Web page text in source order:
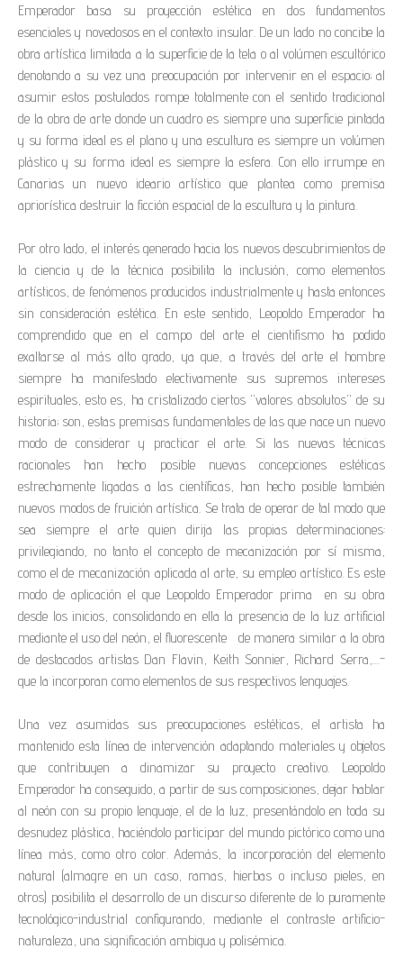
Emperador basa su proyección estética en dos fundamentos
esenciales y novedosos en el contexto insular. De un lado no concibe la
obra artística limitada a la superficie de la tela o al volúmen escultórico
denotando a su vez una preocupación por intervenir en el espacio; al
asumir estos postulados rompe totalmente con el sentido tradicional
de la obra de arte donde un cuadro es siempre una superficie pintada
y su forma ideal es el plano y una escultura es siempre un volúmen
plástico y su forma ideal es siempre la esfera. Con ello irrumpe en
Canarias un nuevo ideario artístico que plantea como premisa
apriorística destruir la ficción espacial de la escultura y la pintura.
Por otro lado, el interés generado hacia los nuevos descubrimientos de
la ciencia y de la técnica posibilita la inclusión, como elementos
artísticos, de fenómenos producidos industrialmente y hasta entonces
sin consideración estética. En este sentido, Leopoldo Emperador ha
comprendido que en el campo del arte el cientifismo ha podido
exaltarse al más alto grado, ya que, a través del arte el hombre
siempre ha manifestado electivamente sus supremos intereses
espirituales, esto es, ha cristalizado ciertos “valores absolutos” de su
historia; son, estas premisas fundamentales de las que nace un nuevo
modo de considerar y practicar el arte. Si las nuevas técnicas
racionales han hecho posible nuevas concepciones estéticas
estrechamente ligadas a las científicas, han hecho posible también
nuevos modos de fruición artística. Se trata de operar de tal modo que
sea siempre el arte quien dirija las propias determinaciones:
privilegiando, no tanto el concepto de mecanización por sí misma,
como el de mecanización aplicada al arte, su empleo artístico. Es este
modo de aplicación el que Leopoldo Emperador prima en su obra
desde los inicios, consolidando en ella la presencia de la luz artificial
mediante el uso del neón, el fluorescente de manera similar a la obra
de destacados artistas Dan Flavin, Keith Sonnier, Richard Serra,…-
que la incorporan como elementos de sus respectivos lenguajes.
Una vez asumidas sus preocupaciones estéticas, el artista ha
mantenido esta línea de intervención adaptando materiales y objetos
que contribuyen a dinamizar su proyecto creativo. Leopoldo
Emperador ha conseguido, a partir de sus composiciones, dejar hablar
al neón con su propio lenguaje, el de la luz, presentándolo en toda su
desnudez plástica, haciéndolo participar del mundo pictórico como una
línea más, como otro color. Además, la incorporación del elemento
natural (almagre en un caso, ramas, hierbas o incluso pieles, en
otros) posibilita el desarrollo de un discurso diferente de lo puramente
tecnológico-industrial configurando, mediante el contraste artificio-
naturaleza, una significación ambigua y polisémica.